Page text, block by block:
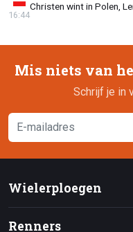
Christen wint in Polen,
16:44
Mis niets van
Schrijf je in
Wielerploegen
Renners